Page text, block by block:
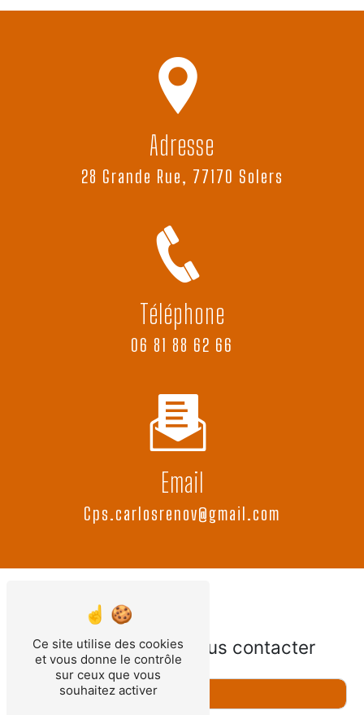
Adresse
28 Grande Rue, 77170 Solers
Téléphone
06 81 88 62 66
Email
cps.carlosrenov@gmail.com
N'hésitez pas à nous contacter
Ce site utilise des cookies
et vous donne le contrôle
sur ceux que vous
souhaitez activer